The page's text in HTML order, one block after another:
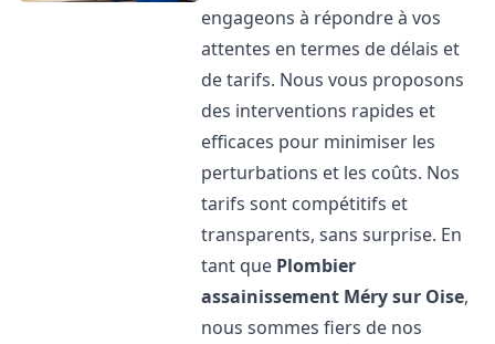
engageons à répondre à vos
attentes en termes de délais et
de tarifs. Nous vous proposons
des interventions rapides et
efficaces pour minimiser les
perturbations et les coûts. Nos
tarifs sont compétitifs et
transparents, sans surprise. En
tant que Plombier
assainissement Méry sur Oise,
nous sommes fiers de nos